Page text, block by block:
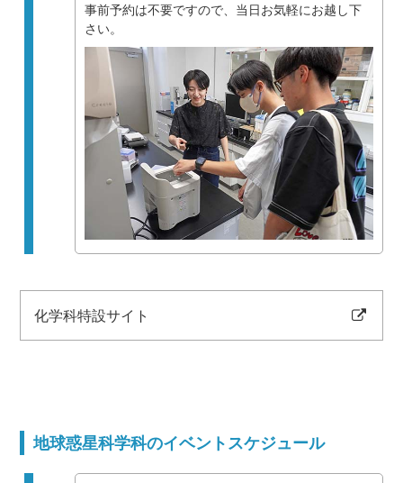
事前予約は不要ですので、当日お気軽にお越し下
さい。
化学科特設サイト
地球惑星科学科のイベントスケジュール